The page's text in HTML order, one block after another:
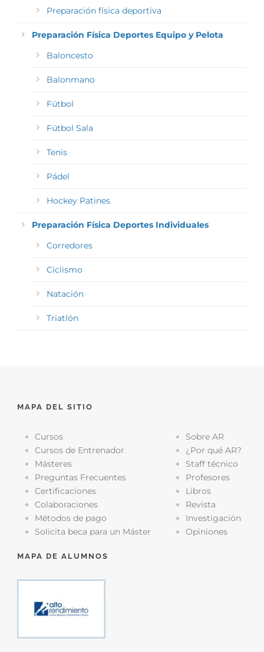
Preparación física deportiva
Preparación Física Deportes Equipo y Pelota
Baloncesto
Balonmano
Fútbol
Fútbol Sala
Tenis
Pádel
Hockey Patines
Preparación Física Deportes Individuales
Corredores
Ciclismo
Natación
Triatlón
MAPA DEL SITIO
Cursos
Cursos de Entrenador
Másteres
Preguntas Frecuentes
Certificaciones
Colaboraciones
Métodos de pago
Solicita beca para un Máster
Sobre AR
¿Por qué AR?
Staff técnico
Profesores
Libros
Revista
Investigación
Opiniones
MAPA DE ALUMNOS